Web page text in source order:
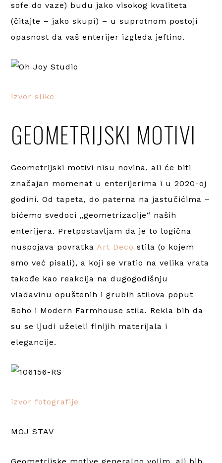
sofe do vaze) budu jako visokog kvaliteta
(čitajte – jako skupi) – u suprotnom postoji
opasnost da vaš enterijer izgleda jeftino.
izvor slike
GEOMETRIJSKI MOTIVI
Geometrijski motivi nisu novina, ali će biti
značajan momenat u enterijerima i u 2020-oj
godini. Od tapeta, do paterna na jastučićima –
bićemo svedoci „geometrizacije“ naših
enterijera. Pretpostavljam da je to logična
nuspojava povratkaArt Deco stila (o kojem
smo već pisali), a koji se vratio na velika vrata
takođe kao reakcija na dugogodišnju
vladavinu opuštenih i grubih stilova poput
Boho i Modern Farmhouse stila. Rekla bih da
su se ljudi uželeli finijih materijala i
elegancije.
izvor fotografije
MOJ STAV